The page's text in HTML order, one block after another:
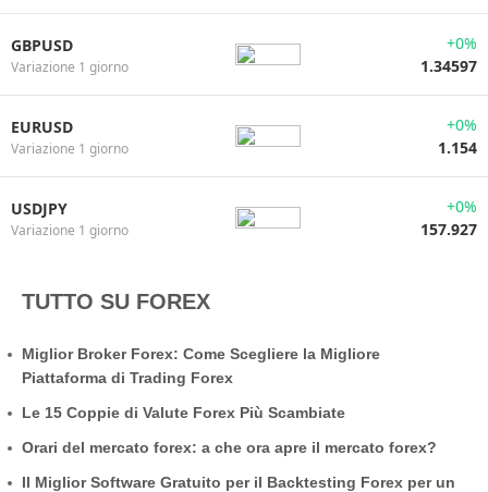
GBPUSD
Variazione 1 giorno
+0%
1.34597
EURUSD
Variazione 1 giorno
+0%
1.154
USDJPY
Variazione 1 giorno
+0%
157.927
TUTTO SU FOREX
Miglior Broker Forex: Come Scegliere la Migliore
Piattaforma di Trading Forex
Le 15 Coppie di Valute Forex Più Scambiate
Orari del mercato forex: a che ora apre il mercato forex?
Il Miglior Software Gratuito per il Backtesting Forex per un